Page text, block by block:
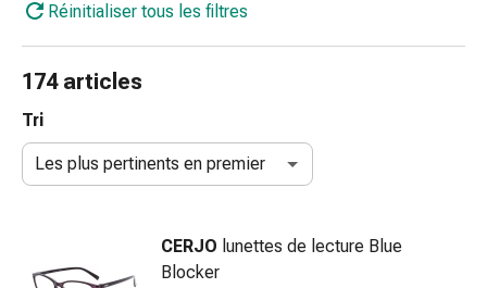
refroidissement
et
Douche
nasale
et
Réinitialiser tous les filtres
174 articles
Tri
Les plus pertinents en premier
CERJO lunettes de lecture Blue
Blocker